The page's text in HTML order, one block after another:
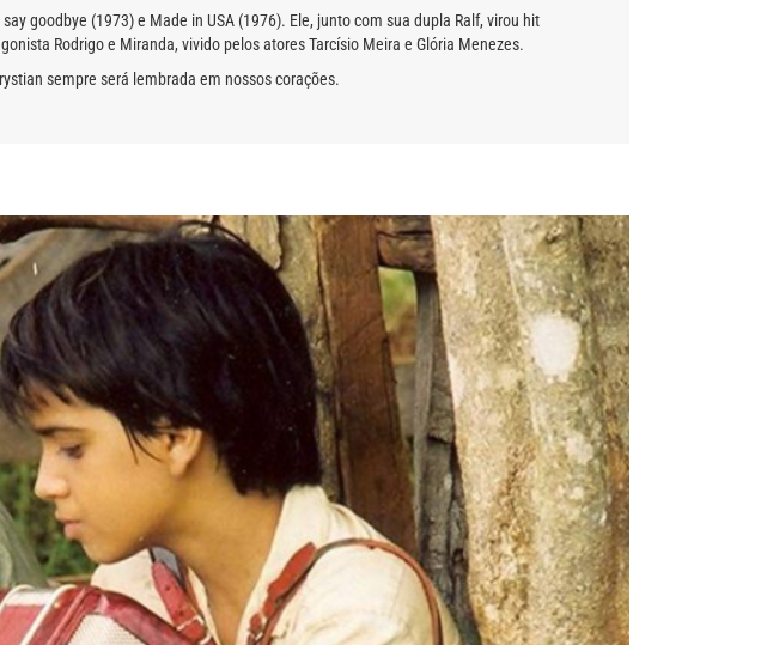
goodbye (1973) e Made in USA (1976). Ele, junto com sua dupla Ralf, virou hit
Rodrigo e Miranda, vivido pelos atores Tarcísio Meira e Glória Menezes.
sempre será lembrada em nossos corações.